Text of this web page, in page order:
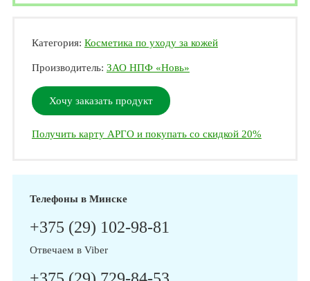
Категория: Косметика по уходу за кожей
Производитель: ЗАО НПФ «Новь»
Хочу заказать продукт
Получить карту АРГО и покупать со скидкой 20%
Телефоны в Минске
+375 (29) 102-98-81
Отвечаем в Viber